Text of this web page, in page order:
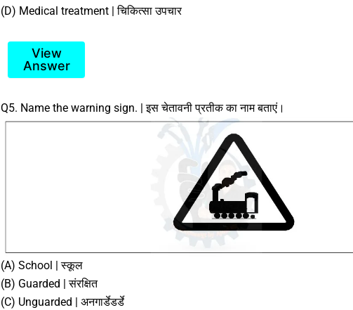
(D) Medical treatment | चिकित्सा उपचार
View
Answer
Q5. Name the warning sign. | इस चेतावनी प्रतीक का नाम बताएं।
(A) School | स्कूल
(B) Guarded | संरक्षित
(C) Unguarded | अनगार्डेडर्डे